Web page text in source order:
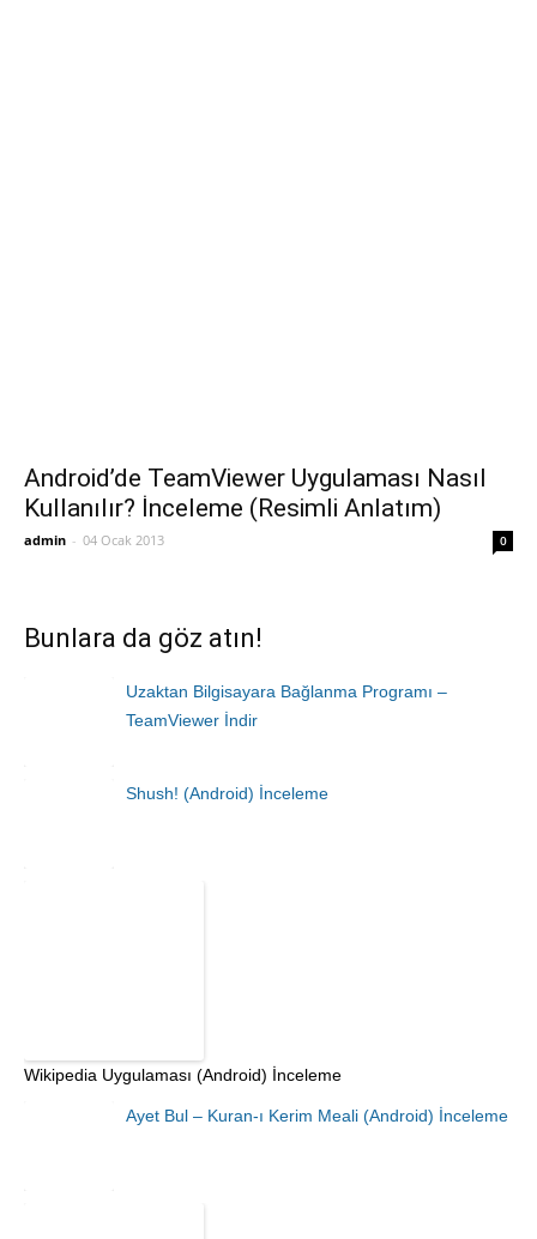
Android’de TeamViewer Uygulaması Nasıl
Kullanılır? İnceleme (Resimli Anlatım)
admin - 04 Ocak 2013 0
Bunlara da göz atın!
Uzaktan Bilgisayara Bağlanma Programı –
TeamViewer İndir
Shush! (Android) İnceleme
Wikipedia Uygulaması (Android) İnceleme
Ayet Bul – Kuran-ı Kerim Meali (Android) İnceleme